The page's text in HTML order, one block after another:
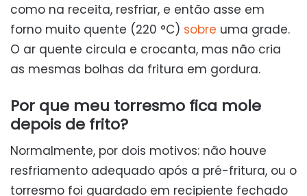
como na receita, resfriar, e então asse em
forno muito quente (220 °C) sobre uma grade.
O ar quente circula e crocanta, mas não cria
as mesmas bolhas da fritura em gordura.
Por que meu torresmo fica mole
depois de frito?
Normalmente, por dois motivos: não houve
resfriamento adequado após a pré-fritura, ou o
torresmo foi guardado em recipiente fechado